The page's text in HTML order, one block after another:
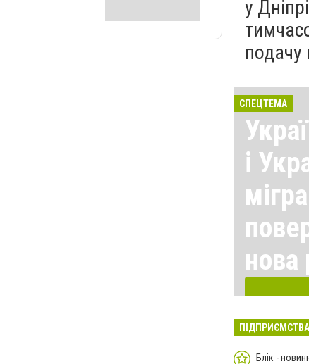
у
подачу
СПЕЦТЕМА
і
нова
Блік -